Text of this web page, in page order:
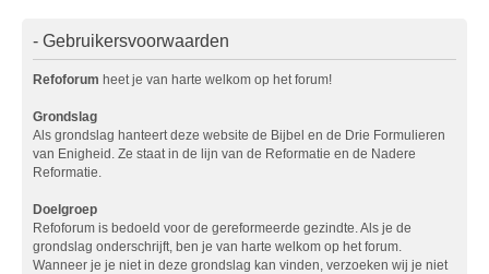
- Gebruikersvoorwaarden
Refoforum heet je van harte welkom op het forum!
Grondslag
Als grondslag hanteert deze website de Bijbel en de Drie Formulieren
van Enigheid. Ze staat in de lijn van de Reformatie en de Nadere
Reformatie.
Doelgroep
Refoforum is bedoeld voor de gereformeerde gezindte. Als je de
grondslag onderschrijft, ben je van harte welkom op het forum.
Wanneer je je niet in deze grondslag kan vinden, verzoeken wij je niet